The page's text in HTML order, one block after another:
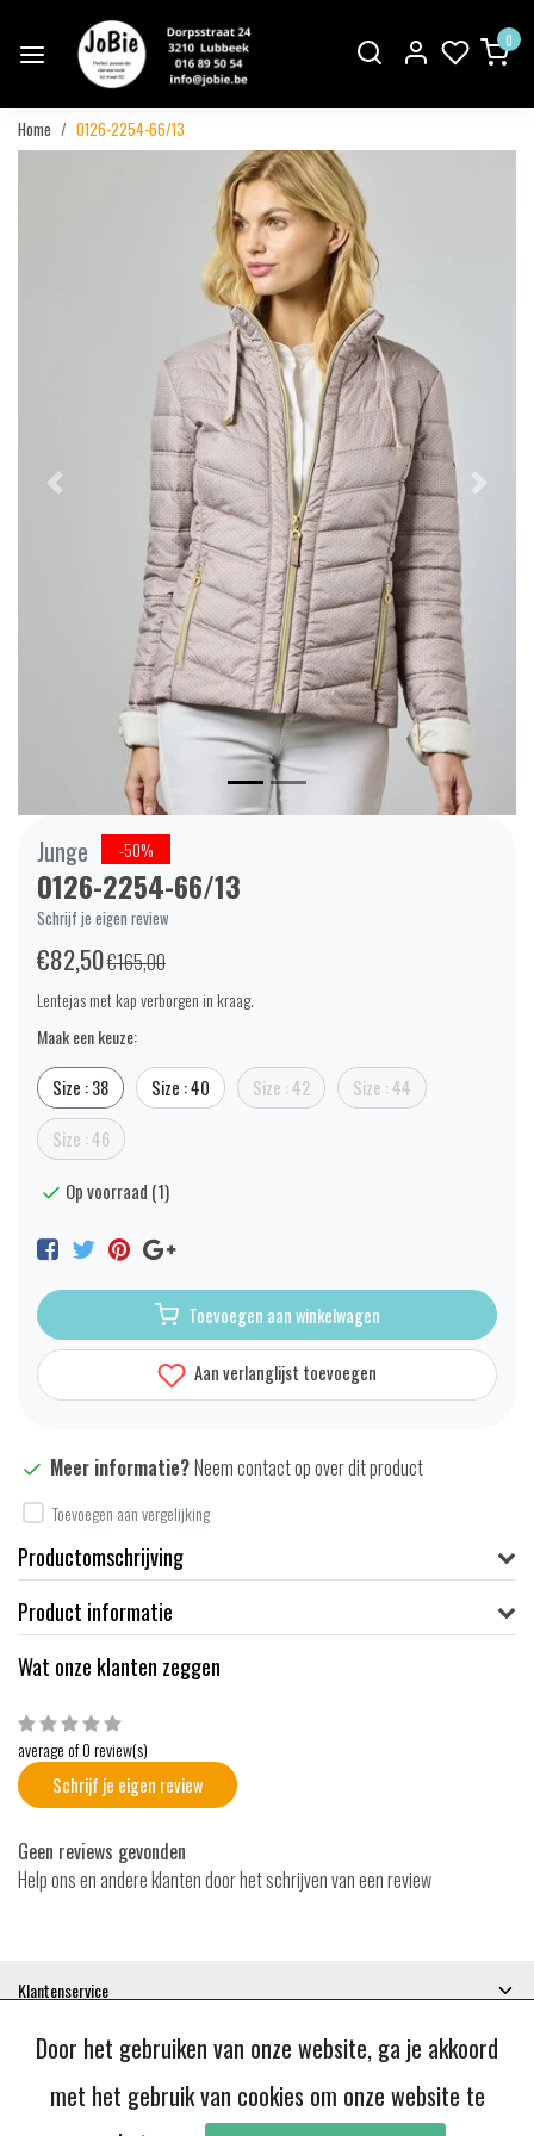
0
Home 0126-2254-66/13
Vorige
Junge -50%
0126-2254-66/13
Schrijf je eigen review
€82,50€165,00
Lentejas met kap verborgen in kraag.
Maak een keuze:
Size : 38 Size : 40 Size : 42 Size : 44
Size : 46
Op voorraad (1)
Toevoegen aan winkelwagen
Aan verlanglijst toevoegen
Meer informatie?Neem contact op over dit product
Toevoegen aan vergelijking
Productomschrijving
Product informatie
Wat onze klanten zeggen
average of 0 review(s)
Schrijf je eigen review
Geen reviews gevonden
Help ons en andere klanten door het schrijven van een review
Klantenservice
Categorieën
Contactgegevens
Door het gebruiken van onze website, ga je akkoord
met het gebruik van cookies om onze website te